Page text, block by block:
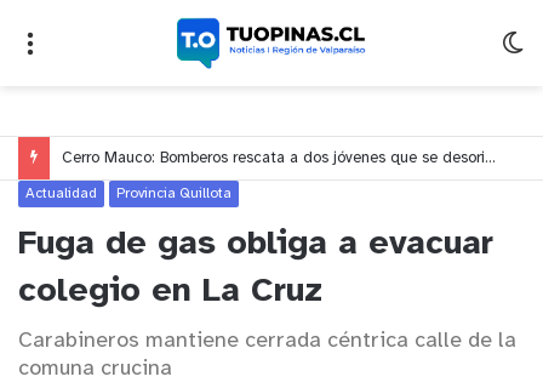
Cerro Mauco: Bomberos rescata a dos jóvenes que se desorientaron durante una caminata
Actualidad Provincia Quillota
Fuga de gas obliga a evacuar
colegio en La Cruz
Carabineros mantiene cerrada céntrica calle de la
comuna crucina